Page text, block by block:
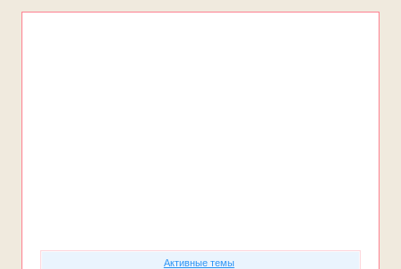
Активные темы